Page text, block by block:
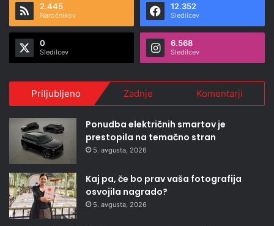
2.445
Naročnikov
12.352
Sledilcev
0
Sledilcev
6.568
Sledilcev
Priljubljeno Zadnje Komentarji
Ponudba električnih smartov je
prestopila na temačno stran
5. avgusta, 2026
Kaj pa, če bo prav vaša fotografija
osvojila nagrado?
5. avgusta, 2026